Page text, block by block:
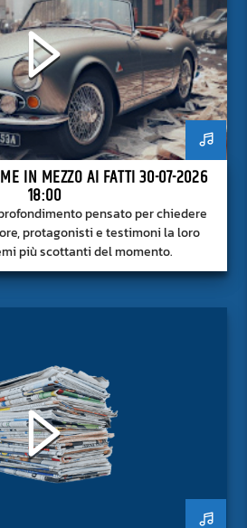
IN MEZZO AI FATTI 30-07-2026
18:00
pensato per chiedere
protagonisti e testimoni la loro
più scottanti del momento.